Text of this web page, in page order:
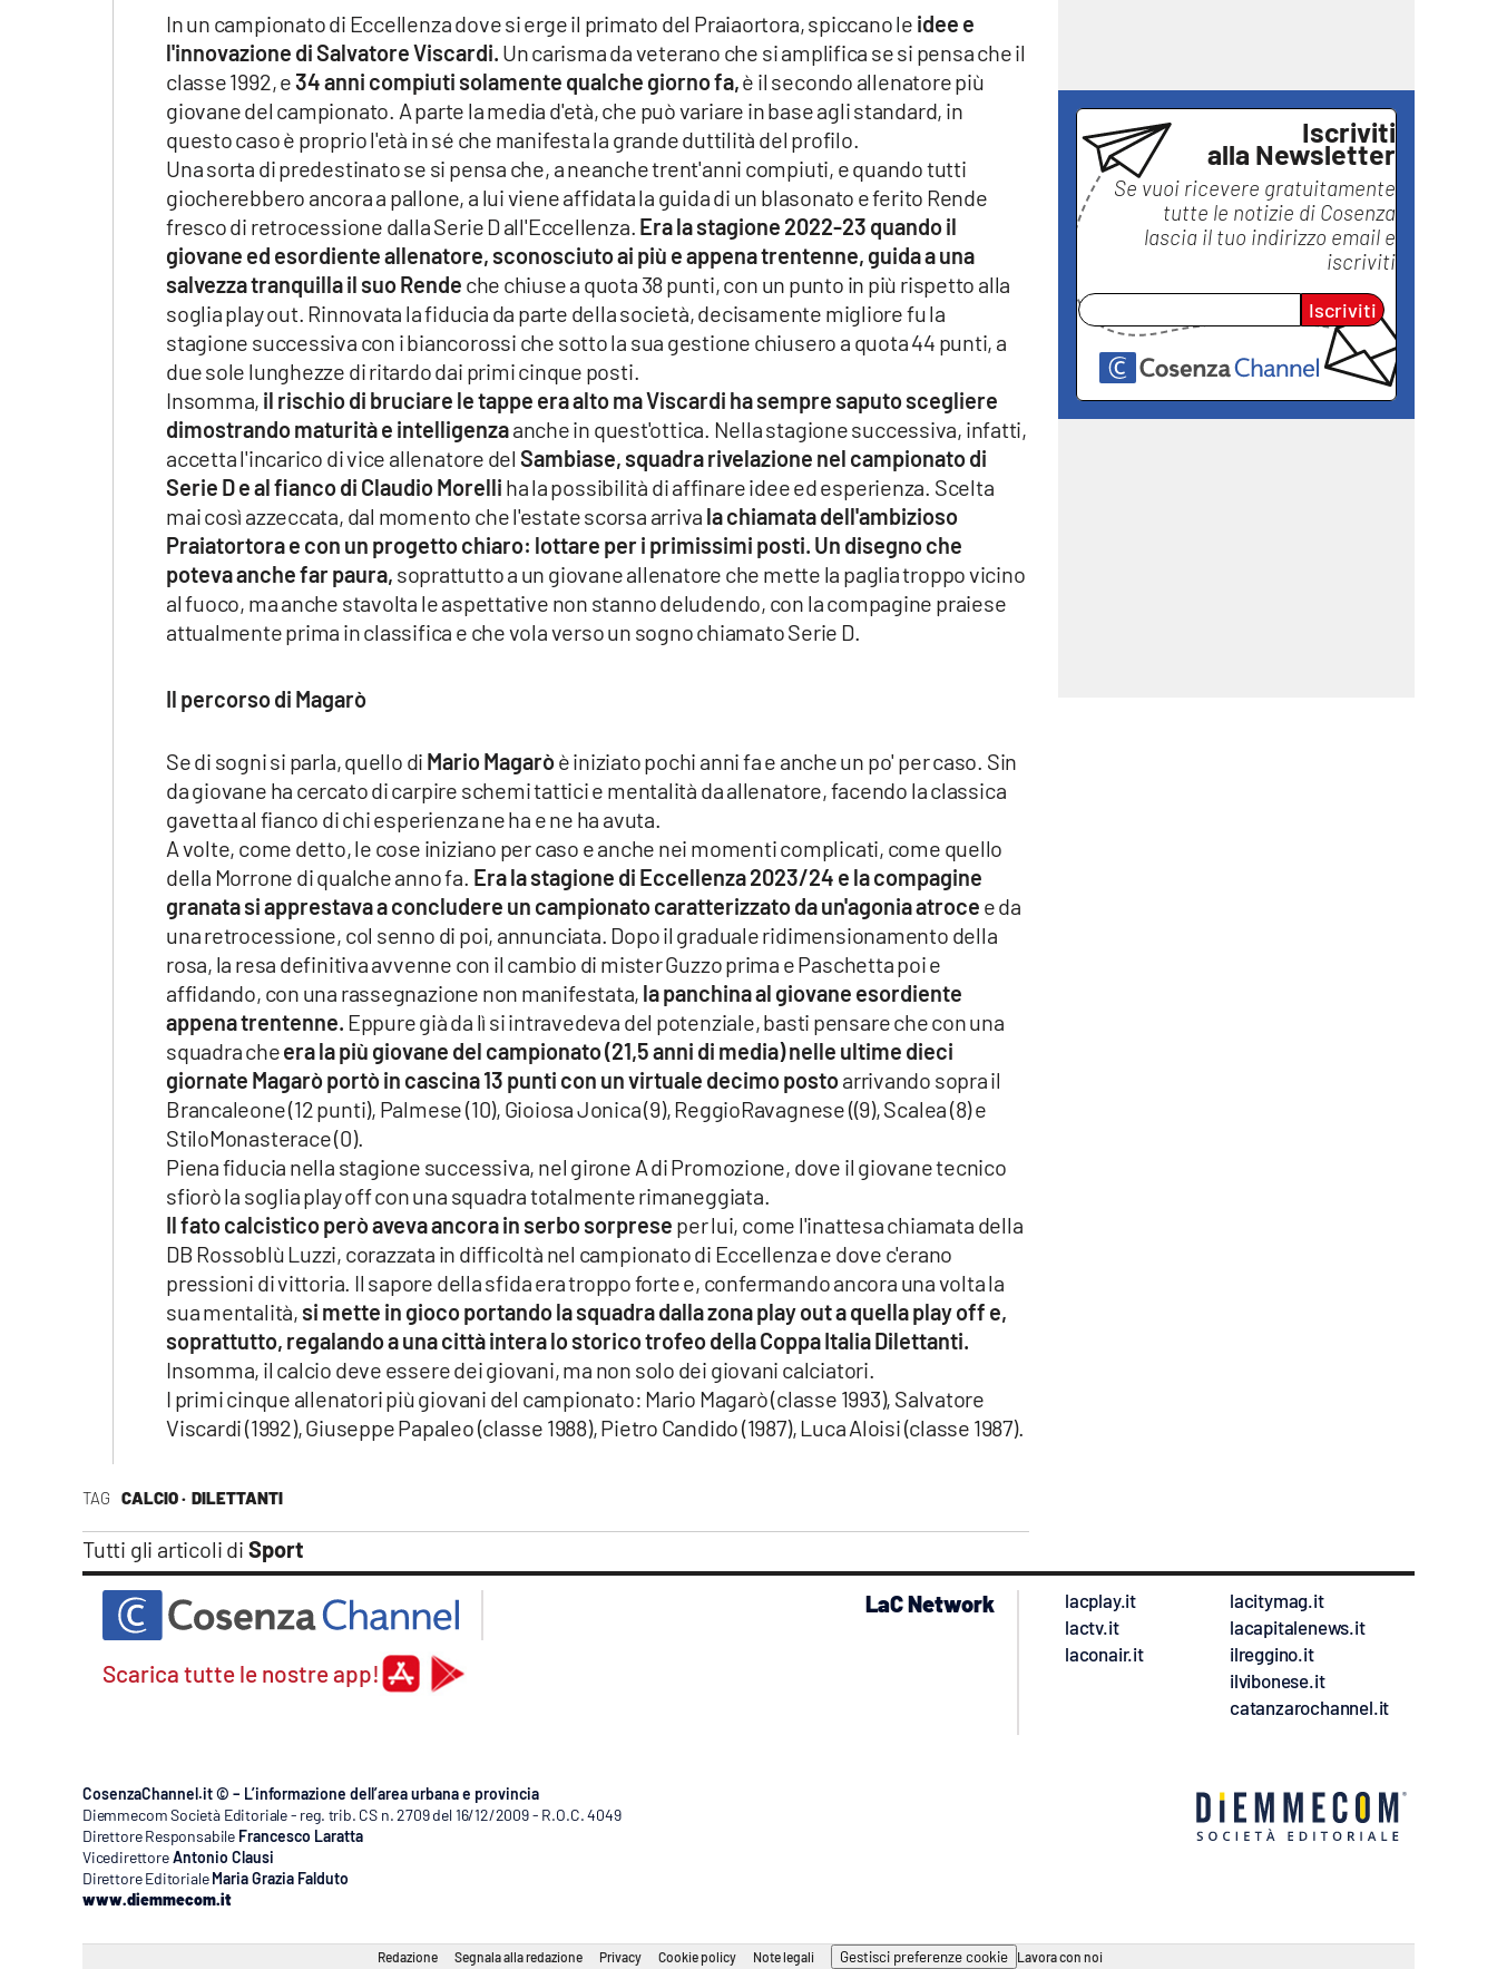
TAG CALCIO · DILETTANTI
Tutti gli articoli di Sport
In un campionato di Eccellenza dove si erge il primato del Praiaortora, spiccano le idee e
l'innovazione di Salvatore Viscardi. Un carisma da veterano che si amplifica se si pensa che il
classe 1992, e34 anni compiuti solamente qualche giorno fa,è il secondo allenatore più
giovane del campionato. A parte la media d'età, che può variare in base agli standard, in
questo caso è proprio l'età in sé che manifesta la grande duttilità del profilo.
Una sorta di predestinato se si pensa che, a neanche trent'anni compiuti, e quando tutti
giocherebbero ancora a pallone, a lui viene affidata la guida di un blasonato e ferito Rende
fresco di retrocessione dalla Serie D all'Eccellenza. Era la stagione 2022-23 quando il
giovane ed esordiente allenatore, sconosciuto ai più e appena trentenne, guida a una
salvezza tranquilla il suo Rende che chiuse a quota 38 punti, con un punto in più rispetto alla
soglia play out. Rinnovata la fiducia da parte della società, decisamente migliore fu la
stagione successiva con i biancorossi che sotto la sua gestione chiusero a quota 44 punti, a
due sole lunghezze di ritardo dai primi cinque posti.
Insomma, il rischio di bruciare le tappe era alto ma Viscardi ha sempre saputo scegliere
dimostrando maturità e intelligenzaanche in quest'ottica. Nella stagione successiva, infatti,
accetta l'incarico di vice allenatore del Sambiase, squadra rivelazione nel campionato di
Serie D e al fianco di Claudio Morelli ha la possibilità di affinare idee ed esperienza. Scelta
mai così azzeccata, dal momento che l'estate scorsa arriva la chiamata dell'ambizioso
Praiatortora e con un progetto chiaro: lottare per i primissimi posti. Un disegno che
poteva anche far paura, soprattutto a un giovane allenatore che mette la paglia troppo vicino
al fuoco, ma anche stavolta le aspettative non stanno deludendo, con la compagine praiese
attualmente prima in classifica e che vola verso un sogno chiamato Serie D.
Il percorso di Magarò
Se di sogni si parla, quello di Mario Magaròè iniziato pochi anni fa e anche un po' per caso. Sin
da giovane ha cercato di carpire schemi tattici e mentalità da allenatore, facendo la classica
gavetta al fianco di chi esperienza ne ha e ne ha avuta.
A volte, come detto, le cose iniziano per caso e anche nei momenti complicati, come quello
della Morrone di qualche anno fa. Era la stagione di Eccellenza 2023/24 e la compagine
granata si apprestava a concludere un campionato caratterizzato da un'agonia atroce e da
una retrocessione, col senno di poi, annunciata. Dopo il graduale ridimensionamento della
rosa, la resa definitiva avvenne con il cambio di mister Guzzo prima e Paschetta poi e
affidando, con una rassegnazione non manifestata, la panchina al giovane esordiente
appena trentenne. Eppure già da lì si intravedeva del potenziale, basti pensare che con una
squadra cheera la più giovane del campionato (21,5 anni di media) nelle ultime dieci
giornate Magarò portò in cascina 13 punti con un virtuale decimo postoarrivando sopra il
Brancaleone (12 punti), Palmese (10), Gioiosa Jonica (9), ReggioRavagnese ((9), Scalea (8) e
StiloMonasterace (0).
Piena fiducia nella stagione successiva, nel girone A di Promozione, dove il giovane tecnico
sfiorò la soglia play off con una squadra totalmente rimaneggiata.
Il fato calcistico però aveva ancora in serbo sorprese per lui, come l'inattesa chiamata della
DB Rossoblù Luzzi, corazzata in difficoltà nel campionato di Eccellenza e dove c'erano
pressioni di vittoria. Il sapore della sfida era troppo forte e, confermando ancora una volta la
sua mentalità, si mette in gioco portando la squadra dalla zona play out a quella play off e,
soprattutto, regalando a una città intera lo storico trofeo della Coppa Italia Dilettanti.
Insomma, il calcio deve essere dei giovani, ma non solo dei giovani calciatori.
I primi cinque allenatori più giovani del campionato: Mario Magarò (classe 1993), Salvatore
Viscardi (1992), Giuseppe Papaleo (classe 1988), Pietro Candido (1987), Luca Aloisi (classe 1987).
Iscriviti
alla Newsletter
Se vuoi ricevere gratuitamente
tutte le notizie di Cosenza
lascia il tuo indirizzo email e
iscriviti
Iscriviti
Scarica tutte le nostre app!
LaC Network
lacplay.it
lactv.it
laconair.it
lacitymag.it
lacapitalenews.it
ilreggino.it
ilvibonese.it
catanzarochannel.it
CosenzaChannel.it © – L’informazione dell’area urbana e provincia
Diemmecom Società Editoriale - reg. trib. CS n. 2709 del 16/12/2009 - R.O.C. 4049
Direttore Responsabile Francesco Laratta
VicedirettoreAntonio Clausi
Direttore Editoriale Maria Grazia Falduto
www.diemmecom.it
Redazione Segnala alla redazione Privacy Cookie policy Note legali Gestisci preferenze cookie Lavora con noi